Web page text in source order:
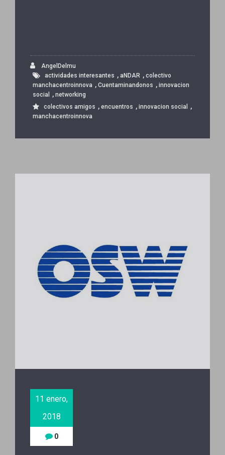
AngelDelmu
actividades interesantes , aNDAR , colectivo
manchacentroinnova , Cuentaminandonos , innovacion
social
, networking
colectivos amigos , encuentros , innovacion social ,
manchacentroinnova
11 enero,
2018
0